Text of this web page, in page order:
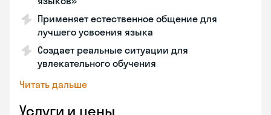
Применяет естественное общение для
лучшего усвоения языка
Создает реальные ситуации для
увлекательного обучения
Читать дальше
Услуги и цены